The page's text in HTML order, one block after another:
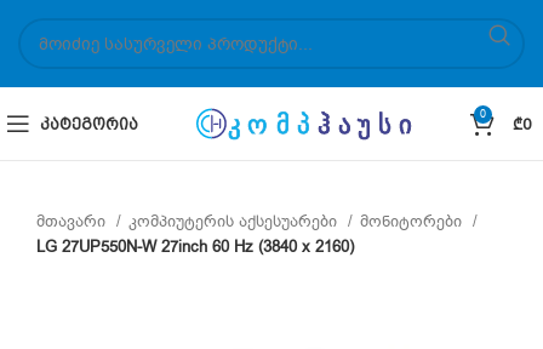
ᲙᲐᲢᲔᲒᲝᲠᲘᲐ
0
₾0
მთავარი კომპიუტერის აქსესუარები
მონიტორები
LG 27UP550N-W 27inch 60 Hz (3840 x 2160)